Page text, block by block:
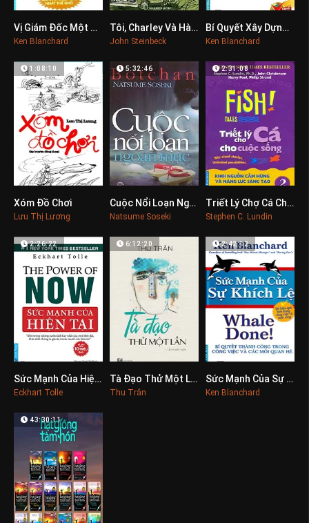
0
Vị Giám Đốc Một Phút
Ken Blanchard
0Tôi, Charley Và Hành Trình Nước Mỹ
John Steinbeck
0
Bí Quyết Xây Dựng Nhóm Để Thành Công
Ken Blanchard
1:08:10
Xóm Đồ Chơi
Lưu Thị Lương
0
5:32:46
Cuộc Nổi Loạn Ngoạn Mục
Natsume Soseki
0
2:31:08
Triết Lý Chợ Cá Cho Cuộc Sống 2
Stephen C. Lundin
0
2:26:22
Sức Mạnh Của Hiện Tại
Eckhart Tolle
0
6:12:20
Tà Đạo Thử Một Lần
Thu Trân
0
2:42:12
Sức Mạnh Của Sự Khích Lệ
Ken Blanchard
43:30:11